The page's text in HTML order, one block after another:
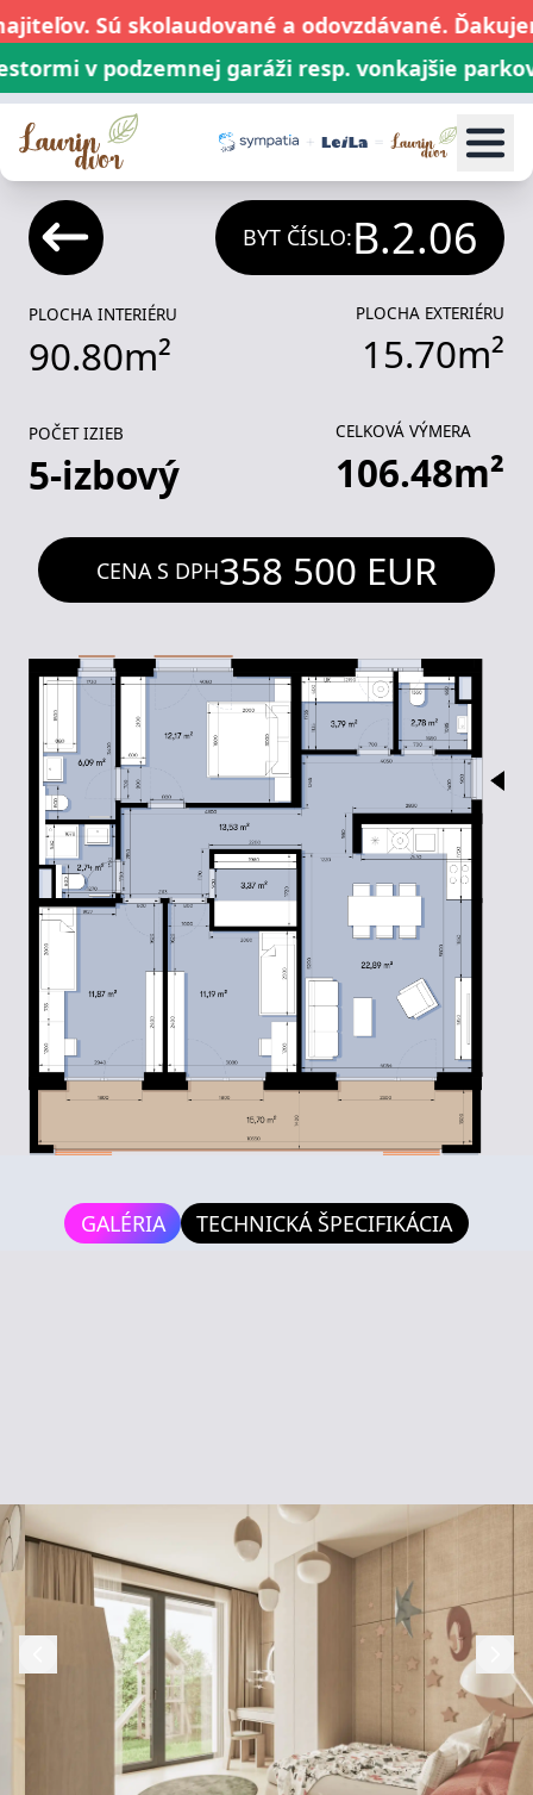
Sú skolaudované a odovzdávané.
v podzemnej garáži resp. vonkajšie
1i 2 4i 5 i Byty P
BYT ČÍSLO:B.2.06
PLOCHA INTERIÉRU
90.80m²
POČET IZIEB
5-izbový
PLOCHA EXTERIÉRU
15.70m²
CELKOVÁ VÝMERA
106.48m²
CENA S DPH358 500 EUR
GALÉRIA TECHNICKÁ ŠPECIFIKÁCIA